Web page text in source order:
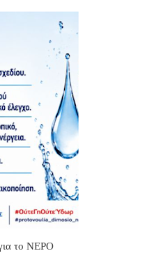
το ΝΕΡΟ